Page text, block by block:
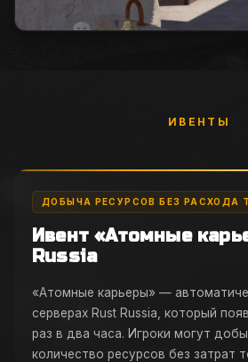
ИВЕНТЫ
Ивент «Атомные
Russia
ДОБЫЧА РЕСУРСОВ БЕЗ РАСХОДА
«Атомные карьеры» —
серверах Rust Russia, который
раз в два часа. Игроки могут
количество ресурсов без затрат